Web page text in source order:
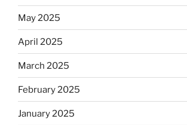
May 2025
April 2025
March 2025
February 2025
January 2025